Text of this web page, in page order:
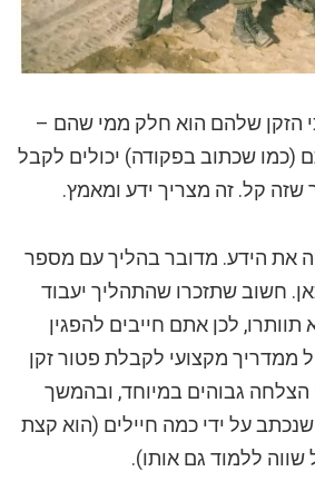
הזקן שלהם הוא חלק ממי שהם –
(כמו שכתוב בפקודה) יכולים לקבל
שזה קל. זה מצריך ידע ומאמץ.
את הידע. מדובר בהליך עם מספר
חשוב שתזכרו שהתהליך יעבוד
לכן אתם חייבים להפגין
ממדריך מקצועי לקבלת פטור זקן
הצלחה גבוהים במיוחד, ובהמשך
על ידי כמה חיילים (הוא קצת
ללמוד גם אותו).